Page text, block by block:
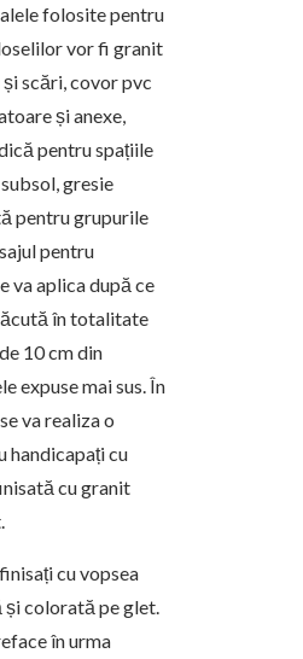
folosite pentru
vor fi granit
scări, covor pvc
și anexe,
pentru spațiile
gresie
pentru grupurile
pentru
va aplica după ce
în totalitate
10 cm din
expuse mai sus. În
va realiza o
handicapați cu
cu granit
cu vopsea
și colorată pe glet.
în urma